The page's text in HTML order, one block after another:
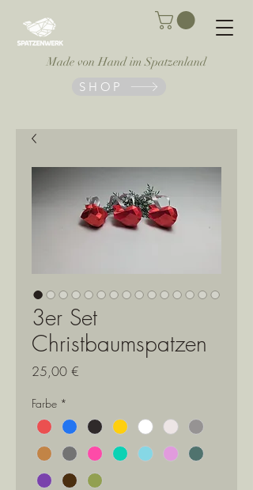
Made von Hand im Spatzenland
SHOP
3er Set
Christbaumspatzen
25,00 €
Farbe *